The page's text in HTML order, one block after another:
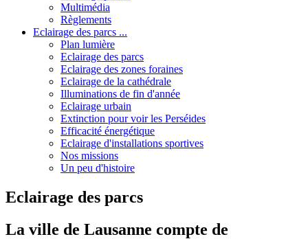
Multimédia
Règlements
Eclairage des parcs ...
Plan lumière
Eclairage des parcs
Eclairage des zones foraines
Eclairage de la cathédrale
Illuminations de fin d'année
Eclairage urbain
Extinction pour voir les Perséides
Efficacité énergétique
Eclairage d'installations sportives
Nos missions
Un peu d'histoire
Eclairage des parcs
La ville de Lausanne compte de